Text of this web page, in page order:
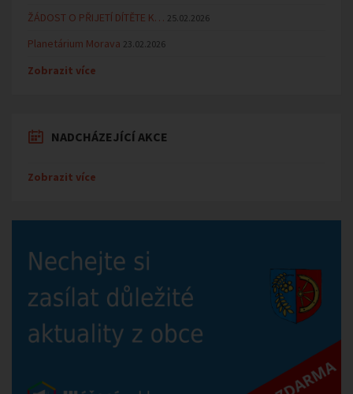
ŽÁDOST O PŘIJETÍ DÍTĚTE K… 25.02.2026
Planetárium Morava 23.02.2026
Zobrazit více
NADCHÁZEJÍCÍ AKCE
Zobrazit více